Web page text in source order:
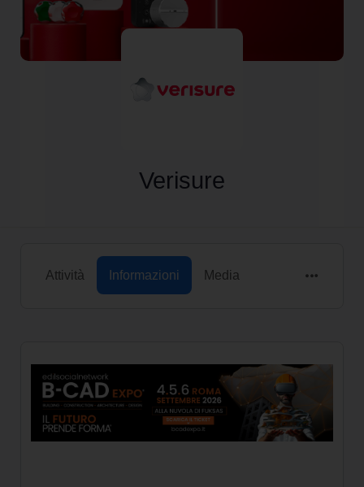
Verisure
Attività Informazioni Media